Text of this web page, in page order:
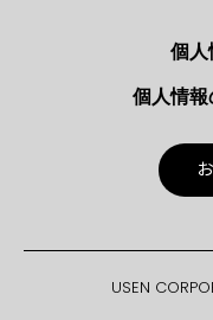
個人
個人情報
USEN